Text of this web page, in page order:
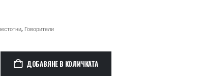
, Говорители
ДОБАВЯНЕ В КОЛИЧКАТА